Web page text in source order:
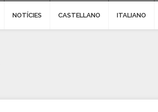
NOTÍCIES CASTELLANO ITALIANO